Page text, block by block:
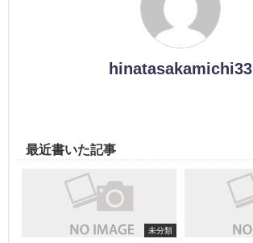
hinatasakamichi33
最近書いた記事
未分類